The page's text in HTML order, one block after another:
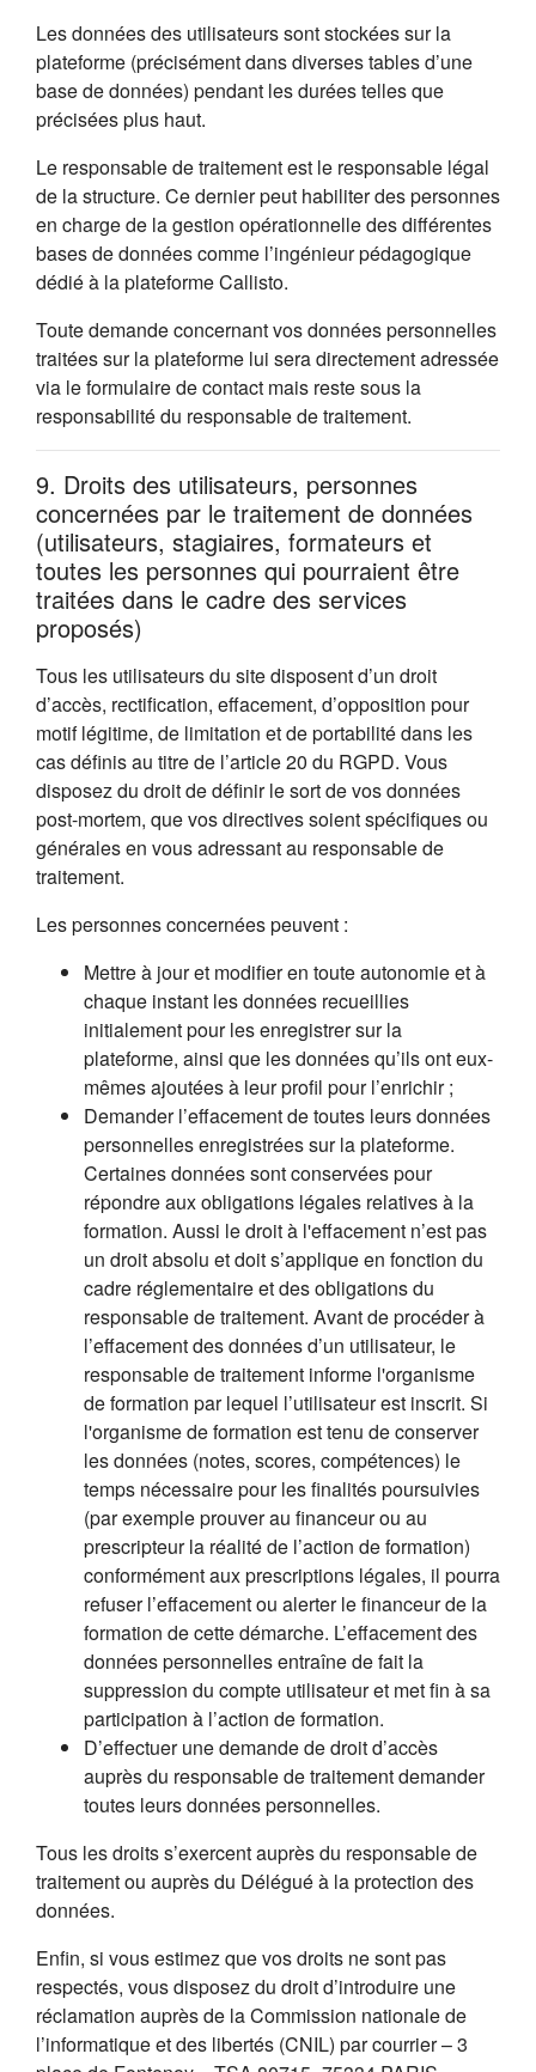
Les données des utilisateurs sont stockées sur la
plateforme (précisément dans diverses tables d’une
base de données) pendant les durées telles que
précisées plus haut.
Le responsable de traitement est le responsable légal
de la structure. Ce dernier peut habiliter des personnes
en charge de la gestion opérationnelle des différentes
bases de données comme l’ingénieur pédagogique
dédié à la plateforme Callisto.
Toute demande concernant vos données personnelles
traitées sur la plateforme lui sera directement adressée
via le formulaire de contact mais reste sous la
responsabilité du responsable de traitement.
9. Droits des utilisateurs, personnes
concernées par le traitement de données
(utilisateurs, stagiaires, formateurs et
toutes les personnes qui pourraient être
traitées dans le cadre des services
proposés)
Tous les utilisateurs du site disposent d’un droit
d’accès, rectification, effacement, d’opposition pour
motif légitime, de limitation et de portabilité dans les
cas définis au titre de l’article 20 du RGPD. Vous
disposez du droit de définir le sort de vos données
post-mortem, que vos directives soient spécifiques ou
générales en vous adressant au responsable de
traitement.
Les personnes concernées peuvent :
Mettre à jour et modifier en toute autonomie et à
chaque instant les données recueillies
initialement pour les enregistrer sur la
plateforme, ainsi que les données qu’ils ont eux-
mêmes ajoutées à leur profil pour l’enrichir ;
Demander l’effacement de toutes leurs données
personnelles enregistrées sur la plateforme.
Certaines données sont conservées pour
répondre aux obligations légales relatives à la
formation. Aussi le droit à l'effacement n’est pas
un droit absolu et doit s’applique en fonction du
cadre réglementaire et des obligations du
responsable de traitement. Avant de procéder à
l’effacement des données d’un utilisateur, le
responsable de traitement informe l'organisme
de formation par lequel l’utilisateur est inscrit. Si
l'organisme de formation est tenu de conserver
les données (notes, scores, compétences) le
temps nécessaire pour les finalités poursuivies
(par exemple prouver au financeur ou au
prescripteur la réalité de l’action de formation)
conformément aux prescriptions légales, il pourra
refuser l’effacement ou alerter le financeur de la
formation de cette démarche. L’effacement des
données personnelles entraîne de fait la
suppression du compte utilisateur et met fin à sa
participation à l’action de formation.
D’effectuer une demande de droit d’accès
auprès du responsable de traitement demander
toutes leurs données personnelles.
Tous les droits s’exercent auprès du responsable de
traitement ou auprès du Délégué à la protection des
données.
Enfin, si vous estimez que vos droits ne sont pas
respectés, vous disposez du droit d’introduire une
réclamation auprès de la Commission nationale de
l’informatique et des libertés (CNIL) par courrier – 3